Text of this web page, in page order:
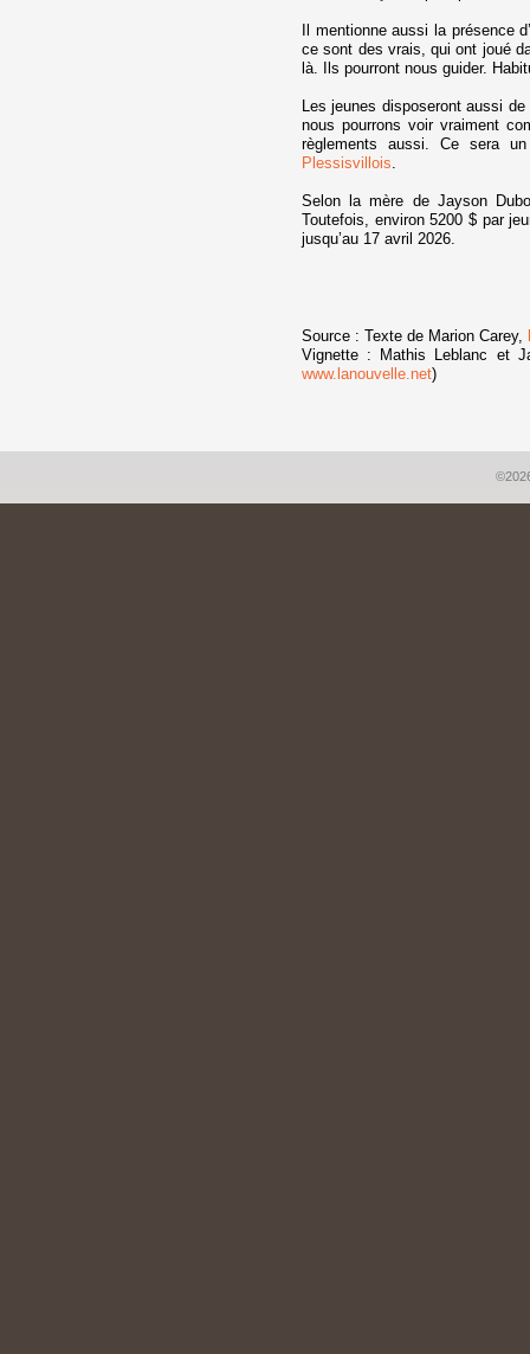
Il mentionne aussi la présence
ce sont des vrais, qui ont joué
là. Ils pourront nous guider.
Les jeunes disposeront aussi
nous pourrons voir vraiment
règlements aussi. Ce sera
Plessisvillois.
Selon la mère de Jayson
Toutefois, environ 5200 $ par
jusqu’au 17 avril 2026.
Source : Texte de Marion Carey,
Vignette : Mathis Leblanc et
www.lanouvelle.net)